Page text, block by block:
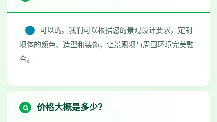
可以的。我们可以根据您的景观设计要求，定制
坝体的颜色、造型和装饰，让景观坝与周围环境完美融
合。
价格大概是多少？